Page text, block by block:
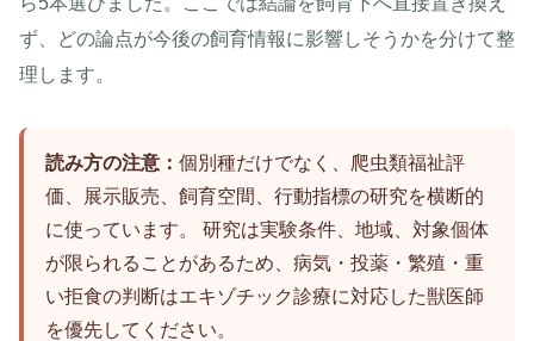
ず、どの論点が今後の飼育情報に影響しそうかを分けて整
理します。
読み方の注意： 個別種だけでなく、爬虫類福祉評
価、展示販売、飼育空間、行動指標の研究を横断的
に使っています。 研究は実験条件、地域、対象個体
が限られることがあるため、病気・投薬・繁殖・重
い拒食の判断はエキゾチック診療に対応した獣医師
を優先してください。